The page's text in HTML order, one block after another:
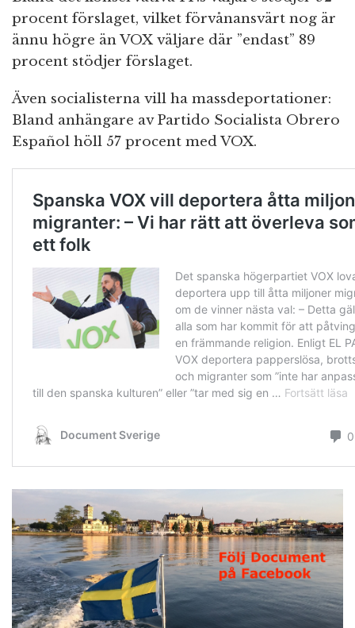
procent förslaget, vilket förvånansvärt nog är
ännu högre än VOX väljare där ”endast” 89
procent stödjer förslaget.
Även socialisterna vill ha massdeportationer:
Bland anhängare av Partido Socialista Obrero
Español höll 57 procent med VOX.